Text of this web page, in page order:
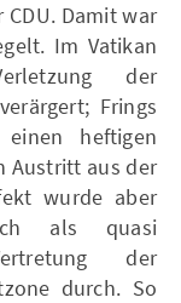
Damit war
Im Vatikan
der
Frings
heftigen
Austritt aus der
wurde aber
als quasi
der
durch. So